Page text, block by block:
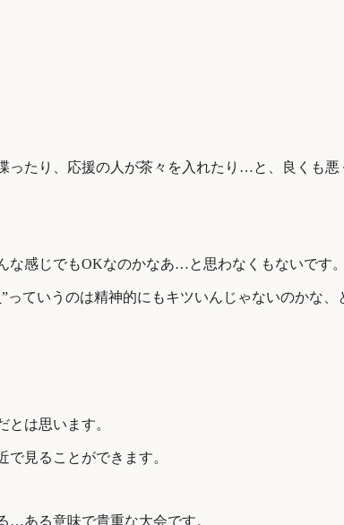
たり、応援の人が茶々を入れたり…と、良くも悪
感じでもOKなのかなあ…と思わなくもないです。
ていうのは精神的にもキツいんじゃないのかな、
は思います。
見ることができます。
…ある意味で貴重な大会です。